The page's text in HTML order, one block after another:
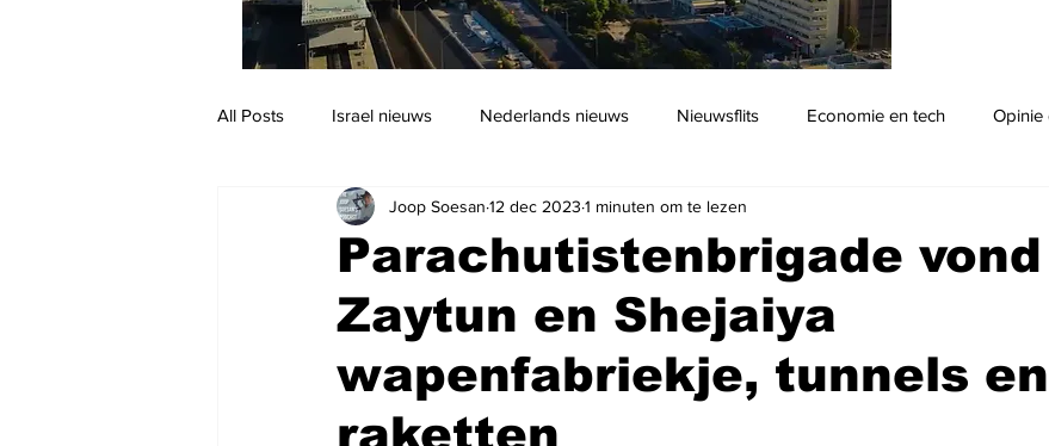
All Posts Israel nieuws Nederlands nieuws Nieuwsflits Economie en tech Opinie
Jodendom en cultuur Podcast
Parachutistenbrigade
Zaytun en Shejaiya
wapenfabriekje, tunnels en
raketten
Joop Soesan 12 dec 2023 1 minuten om te lezen